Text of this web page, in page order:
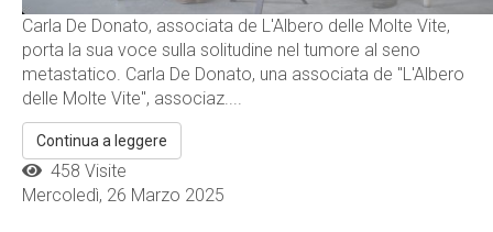
Carla De Donato, associata de L'Albero delle Molte Vite,
porta la sua voce sulla solitudine nel tumore al seno
metastatico. Carla De Donato, una associata de "L'Albero
delle Molte Vite", associaz....
Continua a leggere
458 Visite
Mercoledì, 26 Marzo 2025